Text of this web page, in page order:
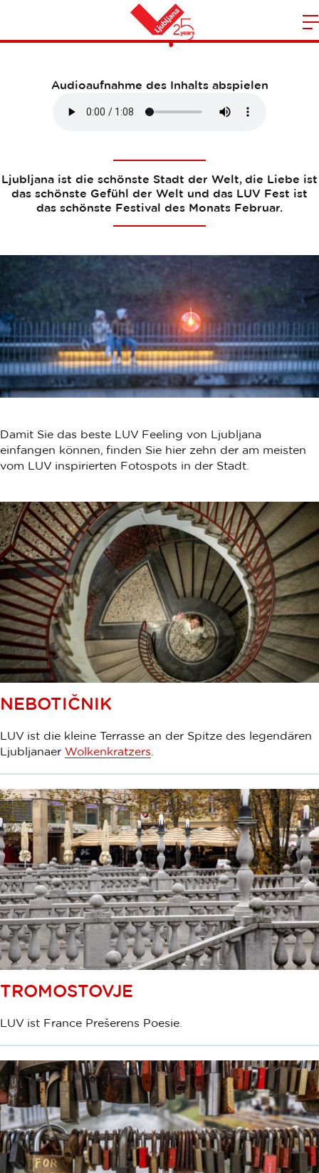
Heim
Fotospots
Audioaufnahme des Inhalts abspielen
Ljubljana ist die schönste Stadt der Welt, die Liebe ist
das schönste Gefühl der Welt und das LUV Fest ist
das schönste Festival des Monats Februar.
Damit Sie das beste LUV Feeling von Ljubljana
einfangen können, finden Sie hier zehn der am meisten
vom LUV inspirierten Fotospots in der Stadt.
NEBOTIČNIK
LUV ist die kleine Terrasse an der Spitze des legendären
Ljubljanaer Wolkenkratzers
TROMOSTOVJE
LUV ist France Prešerens Poesie.